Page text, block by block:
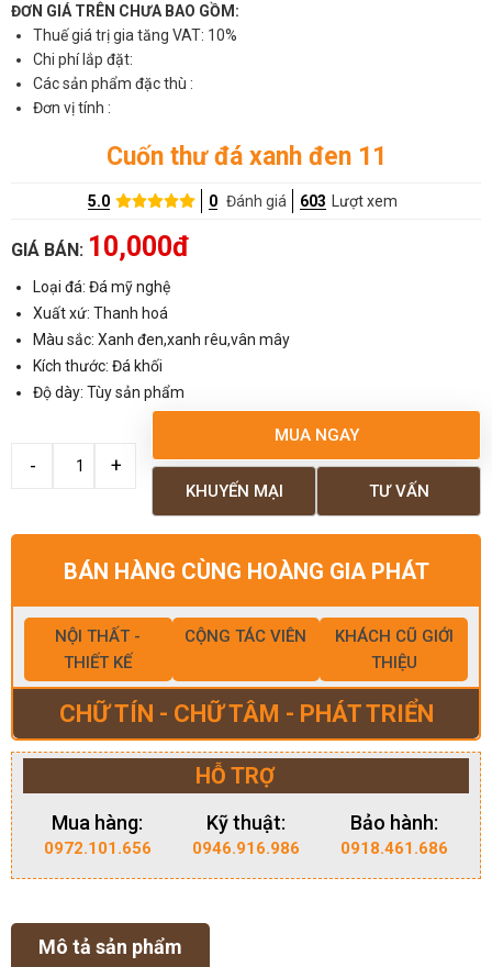
ĐƠN GIÁ TRÊN CHƯA BAO GỒM:
Thuế giá trị gia tăng VAT: 10%
Chi phí lắp đặt:
Các sản phẩm đặc thù :
Đơn vị tính :
Cuốn thư đá xanh đen 11
5.0 0 Đánh giá 603 Lượt xem
GIÁ BÁN: 10,000đ
Loại đá: Đá mỹ nghệ
Xuất xứ: Thanh hoá
Màu sắc: Xanh đen,xanh rêu,vân mây
Kích thước: Đá khối
Độ dày: Tùy sản phẩm
MUA NGAY
TƯ VẤN
KHUYẾN MẠI
BÁN HÀNG CÙNG HOÀNG GIA PHÁT
NỘI THẤT -
THIẾT KẾ
CỘNG TÁC VIÊN
KHÁCH CŨ GIỚI
THIỆU
CHỮ TÍN - CHỮ TÂM - PHÁT TRIỂN
HỖ TRỢ
Mua hàng:
0972.101.656
Kỹ thuật:
0946.916.986
Bảo hành:
0918.461.686
Mô tả sản phẩm